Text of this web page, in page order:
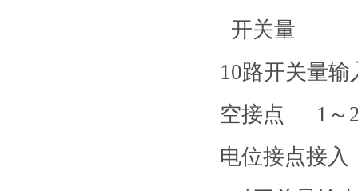
开关量
10路开关量输
空接点
1～
电位接点接入